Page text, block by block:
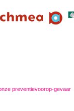
preventievoorop-gevaar